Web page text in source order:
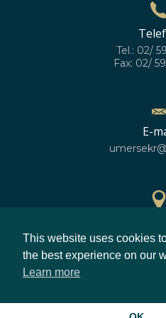
Tel.: 02/
Fax: 02/
E-
Ústav
This website uses cookies
the best experience on our
Learn more